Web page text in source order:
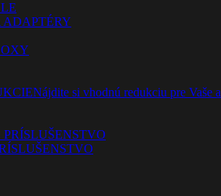
ADAPTÉRY
Nájdite si vhodnú redukciu pre Vaše